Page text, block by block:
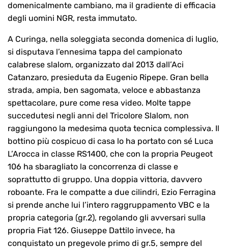
domenicalmente cambiano, ma il gradiente di efficacia
degli uomini NGR, resta immutato.
A Curinga, nella soleggiata seconda domenica di luglio,
si disputava l’ennesima tappa del campionato
calabrese slalom, organizzato dal 2013 dall’Aci
Catanzaro, presieduta da Eugenio Ripepe. Gran bella
strada, ampia, ben sagomata, veloce e abbastanza
spettacolare, pure come resa video. Molte tappe
succedutesi negli anni del Tricolore Slalom, non
raggiungono la medesima quota tecnica complessiva. Il
bottino più cospicuo di casa lo ha portato con sé Luca
L’Arocca in classe RS1400, che con la propria Peugeot
106 ha sbaragliato la concorrenza di classe e
soprattutto di gruppo. Una doppia vittoria, davvero
roboante. Fra le compatte a due cilindri, Ezio Ferragina
si prende anche lui l’intero raggruppamento VBC e la
propria categoria (gr.2), regolando gli avversari sulla
propria Fiat 126. Giuseppe Dattilo invece, ha
conquistato un pregevole primo di gr.5, sempre del